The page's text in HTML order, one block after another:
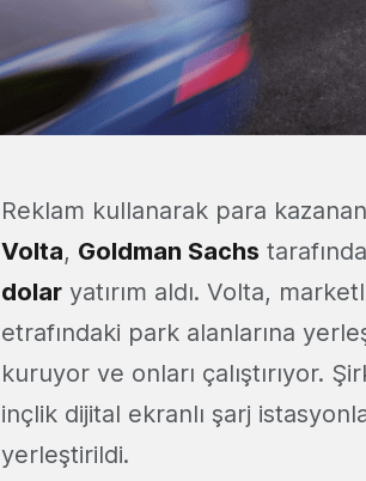
Reklam kullanarak para
Volta, Goldman Sachs
dolar yatırım aldı. Volta,
etrafındaki park alanlarına
kuruyor ve onları çalıştırıyor.
inçlik dijital ekranlı şarj
yerleştirildi.